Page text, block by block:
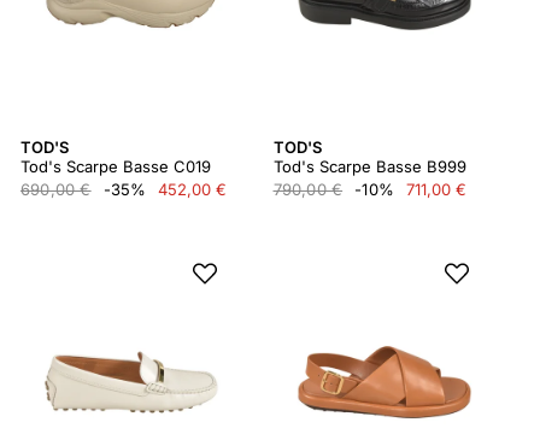
TOD'S
Tod's Scarpe Basse C019
690,00 €
-35% 452,00 €
TOD'S
Tod's Scarpe Basse B999
790,00 €
-10% 711,00 €